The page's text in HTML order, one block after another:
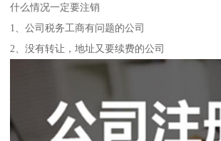
什么情况一定要注销
1、公司税务工商有问题的公司
2、没有转让，地址又要续费的公司